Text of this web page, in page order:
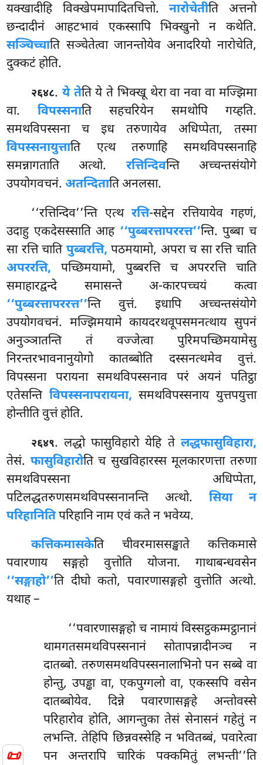
📜
यक्खादीहि विक्खेपमापादितचित्तो.नारोचेतीति अत्तनो
छन्दादीनं आहटभावं एकस्सापि भिक्खुनो न कथेति.
सञ्चिच्चाति सञ्चेतेत्वा जानन्तोयेव अनादरियो नारोचेति,
दुक्कटं होति.
२६४८. ये तेति ये ते भिक्खू थेरा वा नवा वा मज्झिमा
वा.विपस्सनाति सहचरियेन समथोपि गय्हति.
समथविपस्सना च इध तरुणायेव अधिप्पेता, तस्मा
विपस्सनायुत्ताति एत्थ तरुणाहि समथविपस्सनाहि
समन्नागताति अत्थो. रत्तिन्दिवन्ति अच्चन्तसंयोगे
उपयोगवचनं.अतन्दिताति अनलसा.
‘‘रत्तिन्दिव’’न्ति एत्थरत्ति-सद्देन रत्तियायेव गहणं,
उदाहु एकदेसस्साति आह ‘‘पुब्बरत्तापररत्त’’न्ति. पुब्बा च
सा रत्ति चाति पुब्बरत्ति, पठमयामो, अपरा च सा रत्ति चाति
अपररत्ति, पच्छिमयामो, पुब्बरत्ति च अपररत्ति चाति
समाहारद्वन्दे समासन्ते अ-कारपच्चयं कत्वा
‘‘पुब्बरत्तापररत्त’’न्ति वुत्तं. इधापि अच्चन्तसंयोगे
उपयोगवचनं. मज्झिमयामे कायदरथवूपसमनत्थाय सुपनं
अनुञ्ञातन्ति तं वज्जेत्वा पुरिमपच्छिमयामेसु
निरन्तरभावनानुयोगो कातब्बोति दस्सनत्थमेव वुत्तं.
विपस्सना परायना समथविपस्सनाव परंअयनं पतिट्ठा
एतेसन्ति विपस्सनापरायना, समथविपस्सनाय युत्तपयुत्ता
होन्तीति वुत्तं होति.
२६४९. लद्धो फासुविहारो येहि ते लद्धफासुविहारा,
तेसं. फासुविहारोति च सुखविहारस्स मूलकारणत्ता तरुणा
समथविपस्सना अधिप्पेता,
पटिलद्धतरुणसमथविपस्सनानन्ति अत्थो. सिया न
परिहानितिपरिहानि नाम एवं कते न भवेय्य.
कत्तिकमासकेति चीवरमाससङ्खाते कत्तिकमासे
पवारणाय सङ्गहो वुत्तोति योजना. गाथाबन्धवसेन
‘‘सङ्गाहो’’ति दीघो कतो, पवारणासङ्गहो वुत्तोति अत्थो.
यथाह –
‘‘पवारणासङ्गहो च नामायं विस्सट्ठकम्मट्ठानानं
थामगतसमथविपस्सनानं सोतापन्नादीनञ्च न
दातब्बो. तरुणसमथविपस्सनालाभिनो पन सब्बे वा
होन्तु, उपड्ढा वा, एकपुग्गलो वा, एकस्सपि वसेन
दातब्बोयेव. दिन्ने पवारणासङ्गहे अन्तोवस्से
परिहारोव होति, आगन्तुका तेसं सेनासनं गहेतुं न
लभन्ति. तेहिपि छिन्नवस्सेहि न भवितब्बं, पवारेत्वा
पन अन्तरापि चारिकं पक्कमितुं लभन्ती’’ति